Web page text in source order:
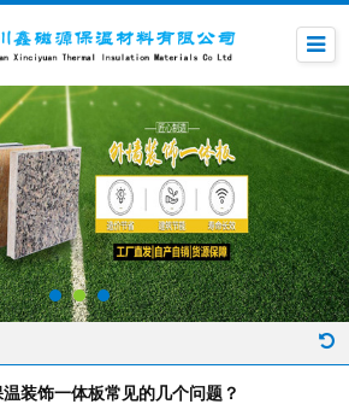
温装饰一体板常见的几个问题？